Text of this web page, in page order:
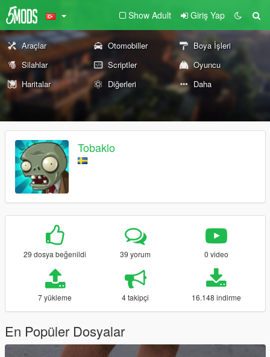
Show Adult Giriş Yap
Araçlar Otomobiller
Boya İşleri
Silahlar
Scriptler
Oyuncu
Haritalar
Diğerleri Daha
Tobaklo
29 dosya beğenildi 39 yorum 0 video
7 yükleme 4 takipçi 16.148 indirme
En Popüler Dosyalar